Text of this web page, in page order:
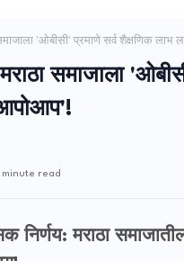
'ओबीसी' प्रमाणे सर्व शैक्षणिक लाभ
समाजाला
minute read
निर्णय: मराठा